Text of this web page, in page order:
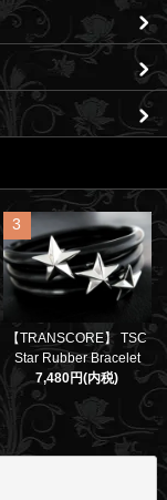
3
【TRANSCORE】 TSC
Star Rubber Bracelet
7,480円(内税)